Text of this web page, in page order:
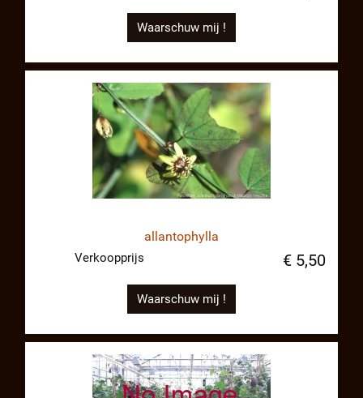
Waarschuw mij !
allantophylla
Verkoopprijs € 5,50
Waarschuw mij !